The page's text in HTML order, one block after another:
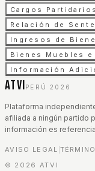
Cargos
Relación de
Ingresos de
Bienes Muebles e
Información
ATVI PERÚ 2026
Plataforma
afiliada a ningún partido
información es
AVISO LEGAL
© 2026 ATVI